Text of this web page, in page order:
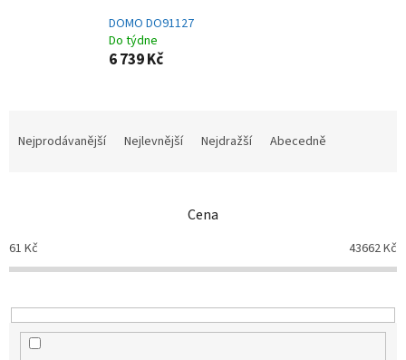
DOMO DO91127
Do týdne
6 739 Kč
p
r
o
u
Nejprodávanější Nejlevnější Nejdražší Abecedně
Cena
61 Kč 43662Kč